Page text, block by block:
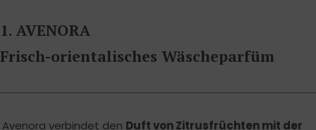
1. AVENORA
Frisch-orientalisches Wäscheparfüm
Avenora verbindet den Duft von Zitrusfrüchten mit der